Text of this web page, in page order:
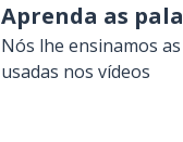
Aprenda as
Nós lhe ensinamos
usadas nos vídeos